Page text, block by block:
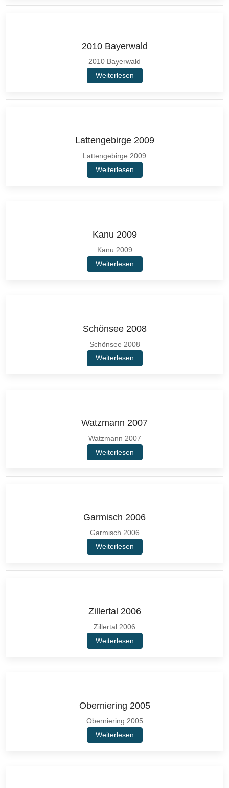
2010 Bayerwald
2010 Bayerwald
Weiterlesen
Lattengebirge 2009
Lattengebirge 2009
Weiterlesen
Kanu 2009
Kanu 2009
Weiterlesen
Schönsee 2008
Schönsee 2008
Weiterlesen
Watzmann 2007
Watzmann 2007
Weiterlesen
Garmisch 2006
Garmisch 2006
Weiterlesen
Zillertal 2006
Zillertal 2006
Weiterlesen
Oberniering 2005
Oberniering 2005
Weiterlesen